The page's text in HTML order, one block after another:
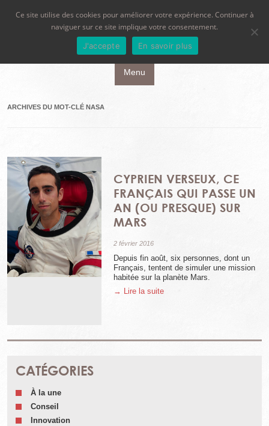
Menu
Aller au contenu principal
ARCHIVES DU MOT-CLÉ NASA
CYPRIEN VERSEUX, CE
FRANÇAIS QUI PASSE UN
AN (OU PRESQUE) SUR
MARS
2 février 2016
Depuis fin août, six personnes, dont un
Français, tentent de simuler une mission
habitée sur la planète Mars.
→ Lire la suite
CATÉGORIES
À la une
Conseil
Innovation
Ce site utilise des cookies pour améliorer votre expérience. Continuer à
naviguer sur ce site implique votre consentement.
J'accepte En savoir plus